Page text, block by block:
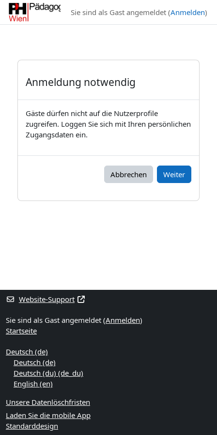
Zum Hauptinhalt
Sie sind als Gast angemeldet (Anmelden)
Anmeldung notwendig
Gäste dürfen nicht auf die Nutzerprofile
zugreifen. Loggen Sie sich mit Ihren persönlichen
Zugangsdaten ein.
Abbrechen Weiter
Website-Support
Sie sind als Gast angemeldet (Anmelden)
Startseite
Deutsch ‎(de)‎
Deutsch ‎(de)‎
Deutsch (du) ‎(de_du)‎
English ‎(en)‎
Unsere Datenlöschfristen
Laden Sie die mobile App
Standarddesign